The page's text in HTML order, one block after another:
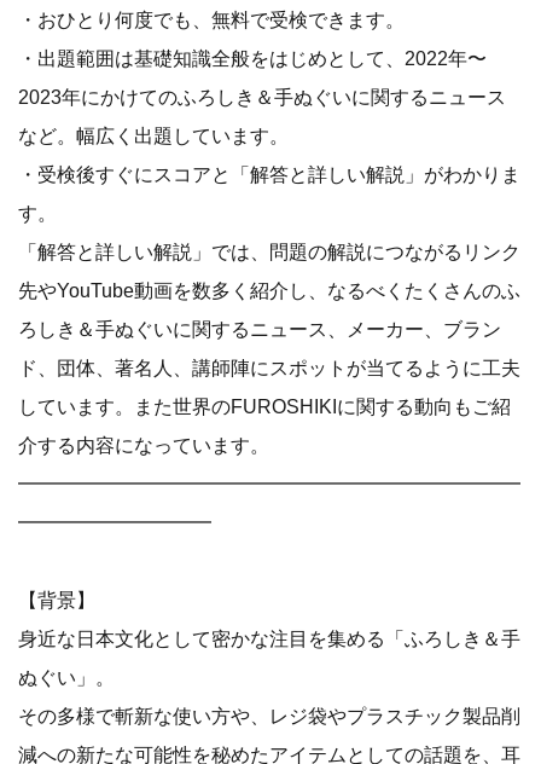
・おひとり何度でも、無料で受検できます。
・出題範囲は基礎知識全般をはじめとして、2022年〜
2023年にかけてのふろしき＆手ぬぐいに関するニュース
など。幅広く出題しています。
・受検後すぐにスコアと「解答と詳しい解説」がわかりま
す。
「解答と詳しい解説」では、問題の解説につながるリンク
先やYouTube動画を数多く紹介し、なるべくたくさんのふ
ろしき＆手ぬぐいに関するニュース、メーカー、ブラン
ド、団体、著名人、講師陣にスポットが当てるように工夫
しています。また世界のFUROSHIKIに関する動向もご紹
介する内容になっています。
━━━━━━━━━━━━━━━━━━━━━━━━━━
━━━━━━━━━━
【背景】
身近な日本文化として密かな注目を集める「ふろしき＆手
ぬぐい」。
その多様で斬新な使い方や、レジ袋やプラスチック製品削
減への新たな可能性を秘めたアイテムとしての話題を、耳